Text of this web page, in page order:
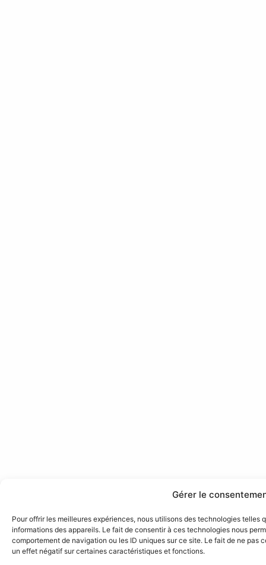
Gérer le
Pour offrir les meilleures expériences, nous utilisons des technologies
informations des appareils. Le fait de consentir à ces technologies nous
comportement de navigation ou les ID uniques sur ce site. Le fait de ne pas
un effet négatif sur certaines caractéristiques et fonctions.